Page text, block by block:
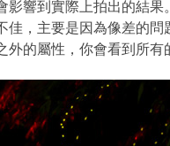
影響到實際上拍出的結
佳，主要是因為像差的
外的屬性，你會看到所